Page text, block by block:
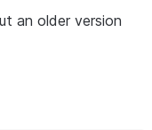
an older version